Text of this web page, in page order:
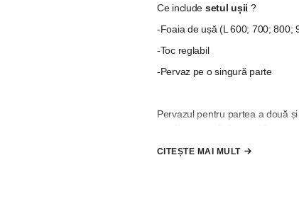
Ce include setul ușii ?
-Foaia de ușă (L 600; 700; 800;
-Toc reglabil
-Pervaz pe o singură parte
Pervazul pentru partea a două
CITEȘTE MAI MULT